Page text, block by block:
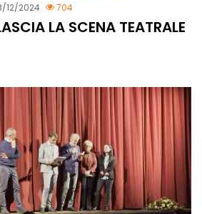
12/2024 704
LA SCENA TEATRALE